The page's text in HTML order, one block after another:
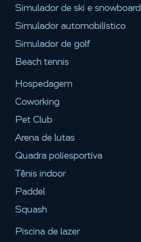
Simulador de ski e snowboard
Simulador automobilístico
Simulador de golf
Beach tennis
Hospedagem
Coworking
Pet Club
Arena de lutas
Quadra poliesportiva
Tênis indoor
Paddel
Squash
Piscina de lazer